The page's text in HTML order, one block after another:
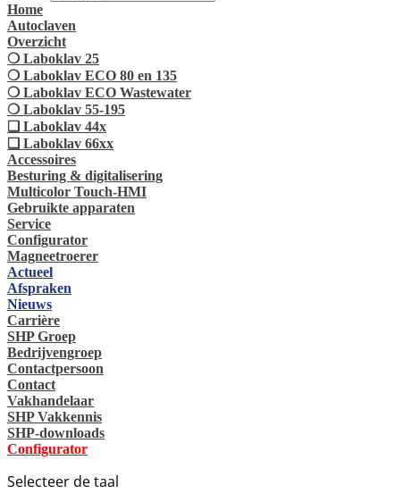
Home
Autoclaven
Overzicht
❍ Laboklav 25
❍ Laboklav ECO 80 en 135
❍ Laboklav ECO Wastewater
❍ Laboklav 55-195
❏ Laboklav 44x
❏ Laboklav 66xx
Accessoires
Besturing & digitalisering
Multicolor Touch-HMI
Gebruikte apparaten
Service
Configurator
Magneetroerer
Actueel
Afspraken
Nieuws
Carrière
SHP Groep
Bedrijvengroep
Contactpersoon
Contact
Vakhandelaar
SHP Vakkennis
SHP-downloads
Configurator
Selecteer de taal